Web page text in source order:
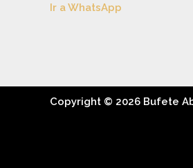
Ir a WhatsApp
Copyright © 2026 Bufete